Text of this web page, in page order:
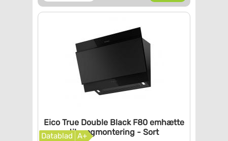
Eico True Double Black F80 emhætte
til vægmontering - Sort
Datablad A+